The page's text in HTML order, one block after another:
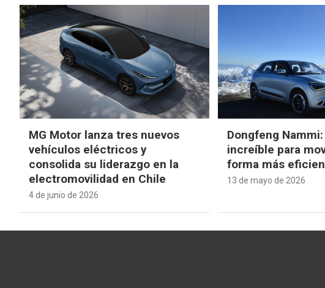
MG Motor lanza tres nuevos
vehículos eléctricos y
consolida su liderazgo en la
electromovilidad en Chile
4 de junio de 2026
Dongfeng
increíble para
forma más
13 de mayo de 2026